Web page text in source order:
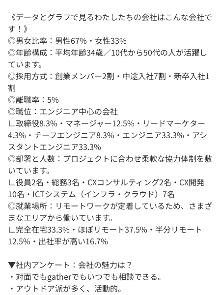
《データとグラフで見るわたしたちの会社はこんな会社で
す！》
◎男女比率：男性67%・女性33%
◎年齢構成：平均年齢34歳／10代から50代の人が活躍し
ています。
◎採用方式：創業メンバー2割・中途入社7割・新卒入社1
割
◎離職率：5%
◎職位：エンジニア中心の会社
∟取締役8.3%・マネージャー12.5%・リードマーケター
4.3%・チーフエンジニア8.3%・エンジニア33.3%・アシ
スタントエンジニア33.3%
◎部署と人数：プロジェクトに合わせ柔軟な協力体制を敷
いています。
∟役員2名・総務3名・CXコンサルティング2名・CX開発
10名・ICTシステム（インフラ・クラウド）7名
◎就業場所：リモートワークが定着しているため、さまざ
まなエリアから働いています。
∟完全在宅33.3%・ほぼリモート37.5%・半分リモート
12.5%・出社率が高い16.7%
▼社内アンケート：会社の魅力は？
・対面でもgatherでもいつでも相談できる。
・アウトドア派が多く、活動的。